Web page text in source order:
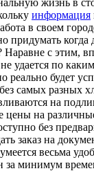
информация
в своем
придумать
с этим,
удается по
будет
самых разных
на
цены на
без
заказ на
весьма
за минимум